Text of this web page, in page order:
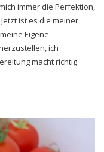
immer die Perfektion,
ist es die meiner
Eigene.
ich
macht richtig